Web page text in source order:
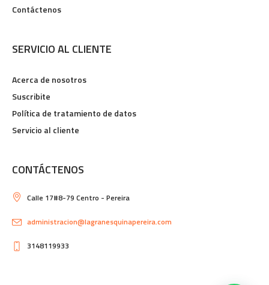
Contáctenos
SERVICIO AL CLIENTE
Acerca de nosotros
Suscribite
Política de tratamiento de datos
Servicio al cliente
CONTÁCTENOS
Calle 17#8-79 Centro - Pereira
administracion@lagranesquinapereira.com
3148119933